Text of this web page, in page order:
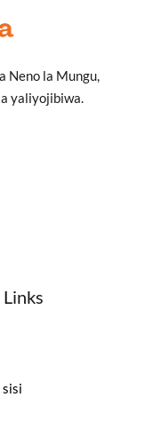
Neno la Mungu,
yaliyojibiwa.
sisi